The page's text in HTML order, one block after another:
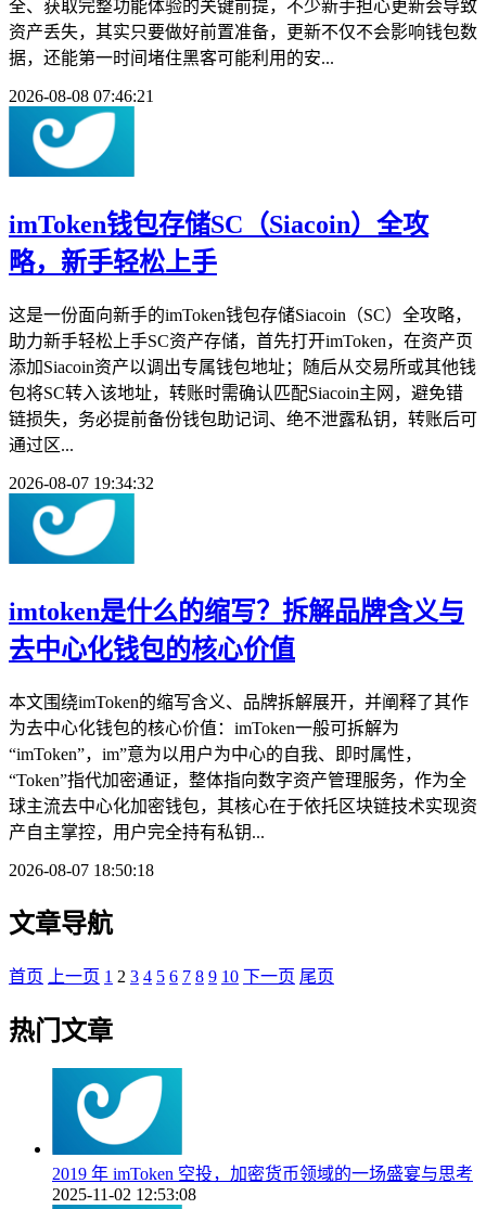
全、获取完整功能体验的关键前提，不少新手担心更新会导致
资产丢失，其实只要做好前置准备，更新不仅不会影响钱包数
据，还能第一时间堵住黑客可能利用的安...
2026-08-08 07:46:21
imToken钱包存储SC（Siacoin）全攻
略，新手轻松上手
这是一份面向新手的imToken钱包存储Siacoin（SC）全攻略，
助力新手轻松上手SC资产存储，首先打开imToken，在资产页
添加Siacoin资产以调出专属钱包地址；随后从交易所或其他钱
包将SC转入该地址，转账时需确认匹配Siacoin主网，避免错
链损失，务必提前备份钱包助记词、绝不泄露私钥，转账后可
通过区...
2026-08-07 19:34:32
imtoken是什么的缩写？拆解品牌含义与
去中心化钱包的核心价值
本文围绕imToken的缩写含义、品牌拆解展开，并阐释了其作
为去中心化钱包的核心价值：imToken一般可拆解为
“imToken”，im”意为以用户为中心的自我、即时属性，
“Token”指代加密通证，整体指向数字资产管理服务，作为全
球主流去中心化加密钱包，其核心在于依托区块链技术实现资
产自主掌控，用户完全持有私钥...
2026-08-07 18:50:18
文章导航
首页 上一页 1 2 3 4 5 6 7 8 9 10 下一页 尾页
热门文章
2019 年 imToken 空投，加密货币领域的一场盛宴与思考
2025-11-02 12:53:08